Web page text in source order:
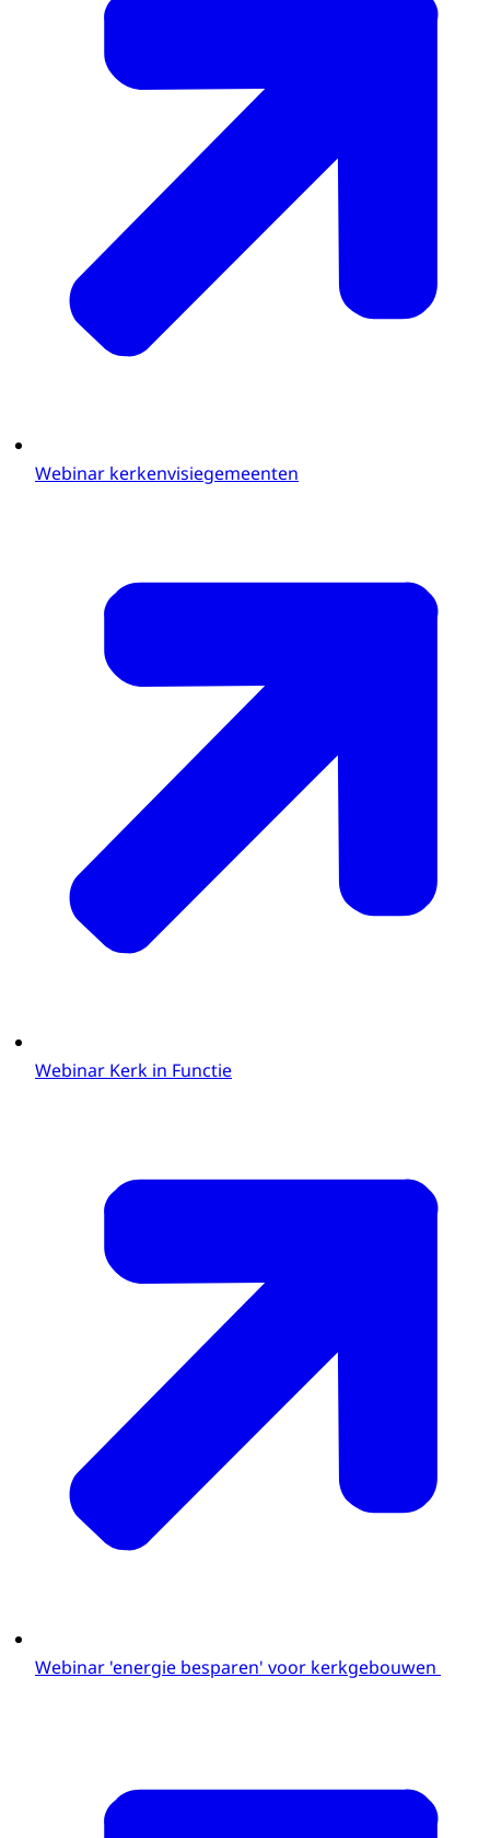
Webinar kerkenvisiegemeenten
Webinar Kerk in Functie
Webinar 'energie besparen' voor kerkgebouwen